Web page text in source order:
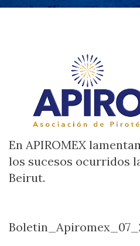
En APIROMEX
los sucesos ocurridos
Beirut.